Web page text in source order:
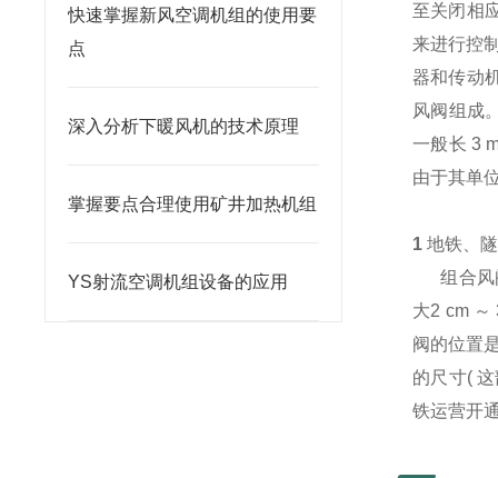
快速掌握新风空调机组的使用要
点
深入分析下暖风机的技术原理
掌握要点合理使用矿井加热机组
YS射流空调机组设备的应用
至关闭相
来进行控
器和传动
风阀组成
一般长 3
由于其单
1地铁、
组合风
大2 cm ～
阀的位置
的尺寸(
铁运营开